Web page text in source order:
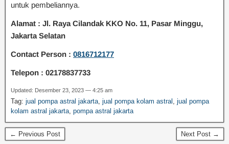
untuk pembeliannya.
Alamat : Jl. Raya Cilandak KKO No. 11, Pasar Minggu,
Jakarta Selatan
Contact Person : 0816712177
Telepon : 02178837733
Updated: Desember 23, 2023 — 4:25 am
Tag: jual pompa astral jakarta, jual pompa kolam astral , jual pompa
kolam astral jakarta, pompa astral jakarta
← Previous Post Next Post →